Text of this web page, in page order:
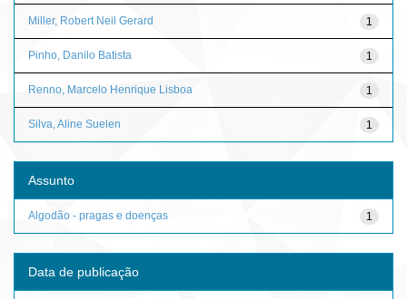
1
Miller, Robert Neil Gerard
1
Pinho, Danilo Batista
1
Renno, Marcelo Henrique Lisboa
1
Silva, Aline Suelen
Assunto
1
Algodão - pragas e doenças
Data de publicação